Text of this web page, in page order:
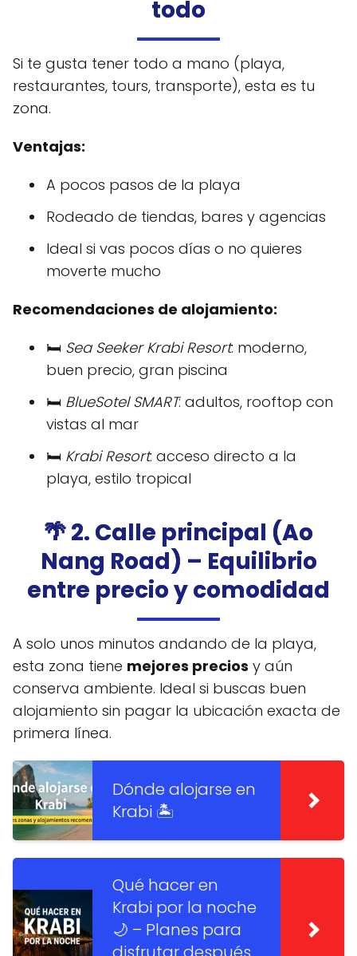
todo
Si te gusta tener todo a mano (playa,
restaurantes, tours, transporte), esta es tu
zona.
Ventajas:
A pocos pasos de la playa
Rodeado de tiendas, bares y agencias
Ideal si vas pocos días o no quieres
moverte mucho
Recomendaciones de alojamiento:
🛏️ Sea Seeker Krabi Resort: moderno,
buen precio, gran piscina
🛏️ BlueSotel SMART: adultos, rooftop con
vistas al mar
🛏️ Krabi Resort: acceso directo a la
playa, estilo tropical
🌴 2. Calle principal (Ao
Nang Road) – Equilibrio
entre precio y comodidad
A solo unos minutos andando de la playa,
esta zona tiene mejores precios y aún
conserva ambiente. Ideal si buscas buen
alojamiento sin pagar la ubicación exacta de
primera línea.
Dónde alojarse en
Krabi 🏝️
Qué hacer en
Krabi por la noche
🌙 – Planes para